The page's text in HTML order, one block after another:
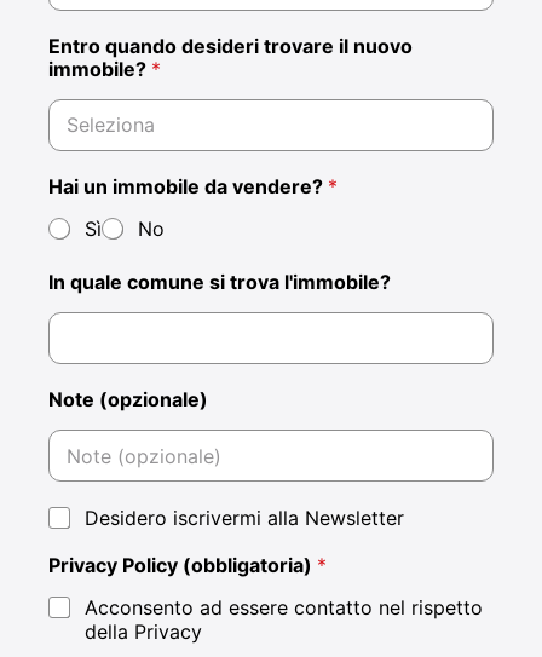
Entro quando desideri trovare il nuovo
immobile? *
Hai un immobile da vendere? *
Sì
No
In quale comune si trova l'immobile?
Note (opzionale)
N
w
Desidero iscrivermi alla Newsletter
Privacy Policy (obbligatoria) *
Acconsento ad essere contatto nel rispetto
della Privacy